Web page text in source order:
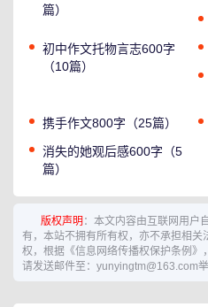
篇）
初中作文托物言志600字
（10篇）
携手作文800字（25篇）
消失的她观后感600字（5
篇）
版权声明 ：本文内容由互联网用户
有，本站不拥有所有权，亦不承担相
权，根据《信息网络传播权保护条例》
请发送邮件至：yunyingtm@163.com